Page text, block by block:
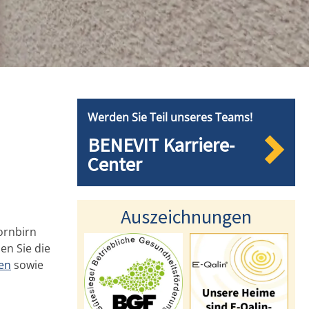
Sie die
sowie
Werden Sie Teil unseres Teams!
BENEVIT Karriere-
Center
Auszeichnungen